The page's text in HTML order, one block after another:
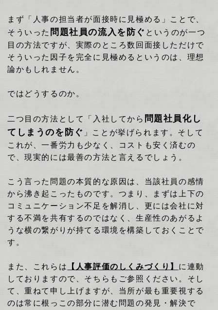
まず「人事の担当者が面接時に見極める」ことで、
そういった 問題社員の流入を防ぐ というのが一つ
目の方法ですが、 実際のところ数回面接しただけで
そういった因子を完全に見極めるというのは、理想
論かもしれません。
ではどうするのか。
二つ目の方法として「入社してから 問題社員化し
てしまうのを防ぐ 」ことが挙げられます。そして
これが、一番労力も少なく、コストも安く済むの
で、現実的には最善の方法と言えるでしょう 。
こう言った問題の本質的な原因は、当該社員の感情
から沸き起こったものです。つまり、まずは上下の
コミュニケーション不足を解消し、更には会社に対
する不満を共有するのではなく、生産性のあがるよ
うな横の繋がりが持てる環境を構築しておくことで
す。
また、これらは 【人事評価のしくみづくり】 に連動
しておりますので、そちらもご参照ください。そし
て、重ねて申し上げますが、当所が最も重要視する
のは常に根っこの部分に潜む問題の発見・解決で